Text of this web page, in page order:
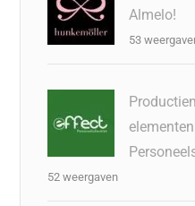
Almelo!
53
52 weergaven